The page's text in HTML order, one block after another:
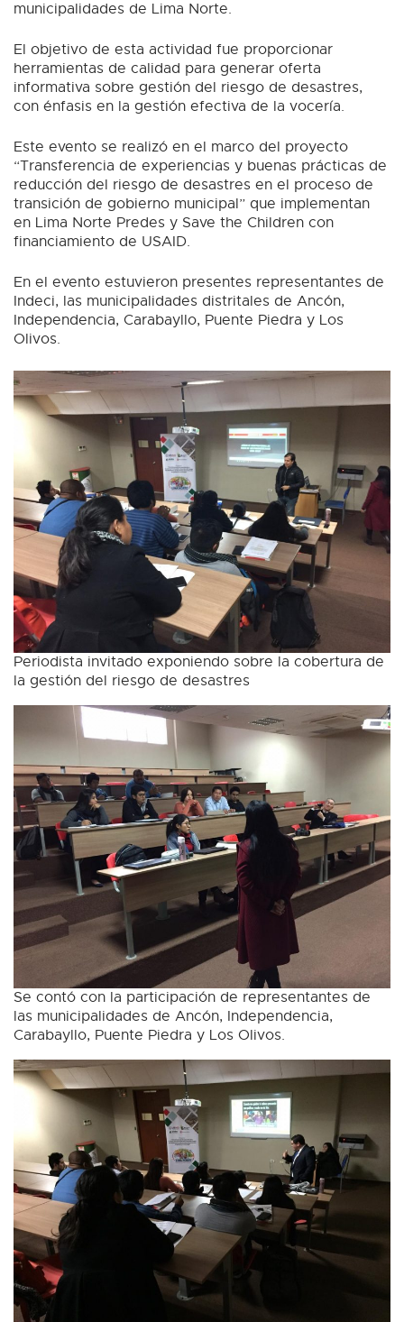
municipalidades de Lima Norte.
El objetivo de esta actividad fue proporcionar
herramientas de calidad para generar oferta
informativa sobre gestión del riesgo de desastres,
con énfasis en la gestión efectiva de la vocería.
Este evento se realizó en el marco del proyecto
“Transferencia de experiencias y buenas prácticas de
reducción del riesgo de desastres en el proceso de
transición de gobierno municipal” que implementan
en Lima Norte Predes y Save the Children con
financiamiento de USAID.
En el evento estuvieron presentes representantes de
Indeci, las municipalidades distritales de Ancón,
Independencia, Carabayllo, Puente Piedra y Los
Olivos.
Periodista invitado exponiendo sobre la cobertura de
la gestión del riesgo de desastres
Se contó con la participación de representantes de
las municipalidades de Ancón, Independencia,
Carabayllo, Puente Piedra y Los Olivos.